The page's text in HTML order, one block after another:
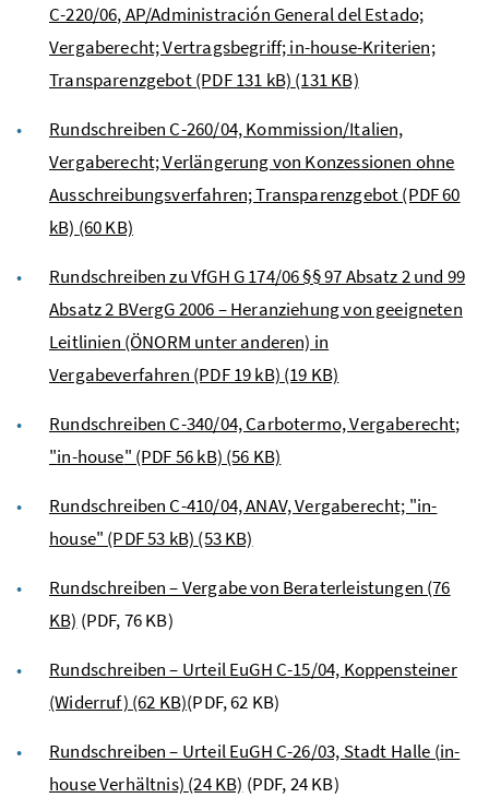
C-220/06, AP/Administración General del Estado;
Vergaberecht; Vertragsbegriff;in-house-Kriterien;
Transparenzgebot (PDF 131 kB) (131 KB)
Rundschreiben C-260/04, Kommission/Italien,
Vergaberecht; Verlängerung von Konzessionen ohne
Ausschreibungsverfahren; Transparenzgebot (PDF 60
kB) (60 KB)
Rundschreiben zuVfGH G 174/06 §§ 97 Absatz 2 und 99
Absatz 2 BVergG 2006 – Heranziehung von geeigneten
Leitlinien (ÖNORM unter anderen) in
Vergabeverfahren (PDF 19 kB) (19 KB)
Rundschreiben C-340/04, Carbotermo, Vergaberecht;
"in-house" (PDF 56 kB) (56 KB)
Rundschreiben C-410/04, ANAV, Vergaberecht; "in-
house" (PDF 53 kB) (53 KB)
Rundschreiben – Vergabe von Beraterleistungen (76
KB) (PDF, 76 KB)
Rundschreiben – UrteilEuGH C-15/04, Koppensteiner
(Widerruf) (62 KB)(PDF, 62 KB)
Rundschreiben – UrteilEuGH C-26/03, Stadt Halle (in-
houseVerhältnis) (24 KB) (PDF, 24 KB)